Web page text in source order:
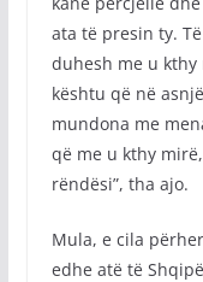
ata të presin ty.
duhesh me u
kështu që në
mundona me
që me u kthy
rëndësi”, tha ajo.
Mula, e cila
edhe atë të